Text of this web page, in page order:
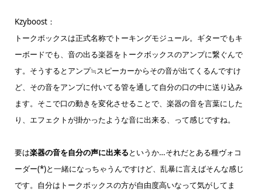
Kzyboost：
トークボックスは正式名称でトーキングモジュール。ギターでもキ
ーボードでも、音の出る楽器をトークボックスのアンプに繋ぐんで
す。そうするとアンプ≒スピーカーからその音が出てくるんですけ
ど、その音をアンプに付いてる管を通して自分の口の中に送り込み
ます。そこで口の動きを変化させることで、楽器の音を言葉にした
り、エフェクトが掛かったような音に出来る、って感じですね。
要は楽器の音を自分の声に出来るというか…それだとある種ヴォコ
ーダー(*)と一緒になっちゃうんですけど、乱暴に言えばそんな感じ
です。自分はトークボックスの方が自由度高いなって気がしてま